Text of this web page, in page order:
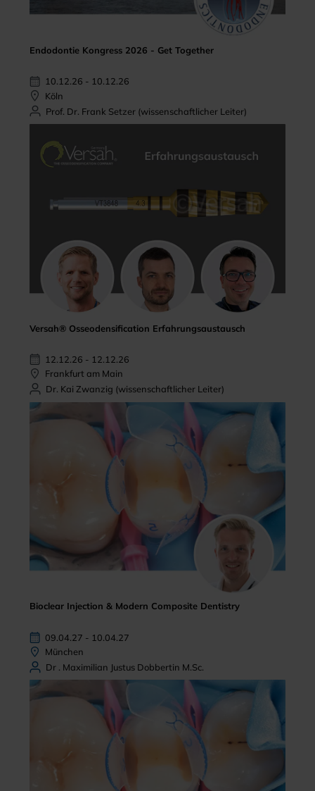
Endodontie Kongress 2026 - Get Together
10.12.26 - 10.12.26
Köln
Prof. Dr. Frank Setzer (wissenschaftlicher Leiter)
Versah® Osseodensification Erfahrungsaustausch
12.12.26 - 12.12.26
Frankfurt am Main
Dr. Kai Zwanzig (wissenschaftlicher Leiter)
Bioclear Injection & Modern Composite Dentistry
09.04.27 - 10.04.27
München
Dr . Maximilian Justus Dobbertin M.Sc.